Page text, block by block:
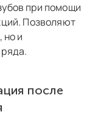
при помощи
Позволяют
но и
после